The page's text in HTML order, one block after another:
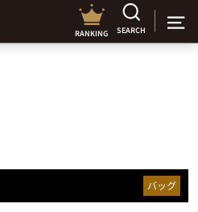
RANKING SEARCH
バッグ